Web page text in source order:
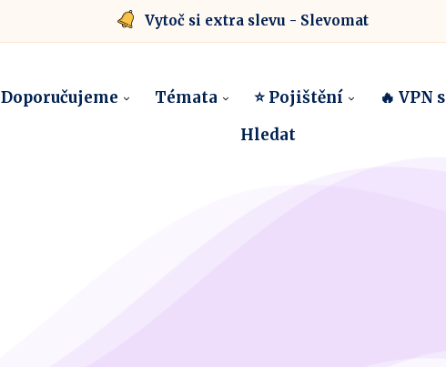
Vytoč si extra slevu - Slevomat
Doporučujeme Témata ⭐ Pojištění 🔥 VPN
Hledat